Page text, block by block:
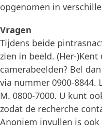
opgenomen in
Vragen
Tijdens beide
zien in beeld. (Her-
camerabeelden? Bel
via nummer 0900-8844.
M. 0800-7000. U kunt
zodat de recherche
Anoniem invullen is